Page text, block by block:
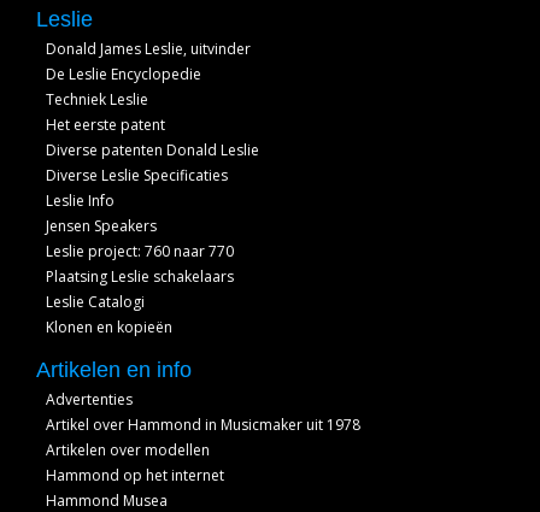
Leslie
Donald James Leslie, uitvinder
De Leslie Encyclopedie
Techniek Leslie
Het eerste patent
Diverse patenten Donald Leslie
Diverse Leslie Specificaties
Leslie Info
Jensen Speakers
Leslie project: 760 naar 770
Plaatsing Leslie schakelaars
Leslie Catalogi
Klonen en kopieën
Artikelen en info
Advertenties
Artikel over Hammond in Musicmaker uit 1978
Artikelen over modellen
Hammond op het internet
Hammond Musea